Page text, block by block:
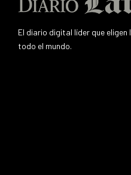
El diario digital líder que eligen
todo el mundo.